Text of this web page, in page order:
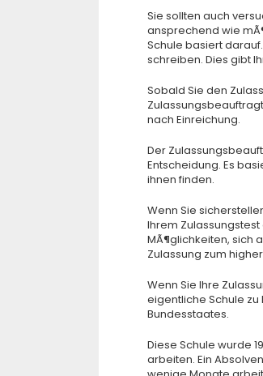
Sie sollten auch
ansprechend wie
Schule basiert
schreiben. Dies gibt
Sobald Sie den
nach Einreichung.
Der
Entscheidung. Es
ihnen finden.
Wenn Sie
Ihrem
MÃ¶glichkeiten, sich
Zulassung zum
Wenn Sie Ihre
eigentliche Schule
Bundesstaates.
Diese Schule wurde
arbeiten. Ein